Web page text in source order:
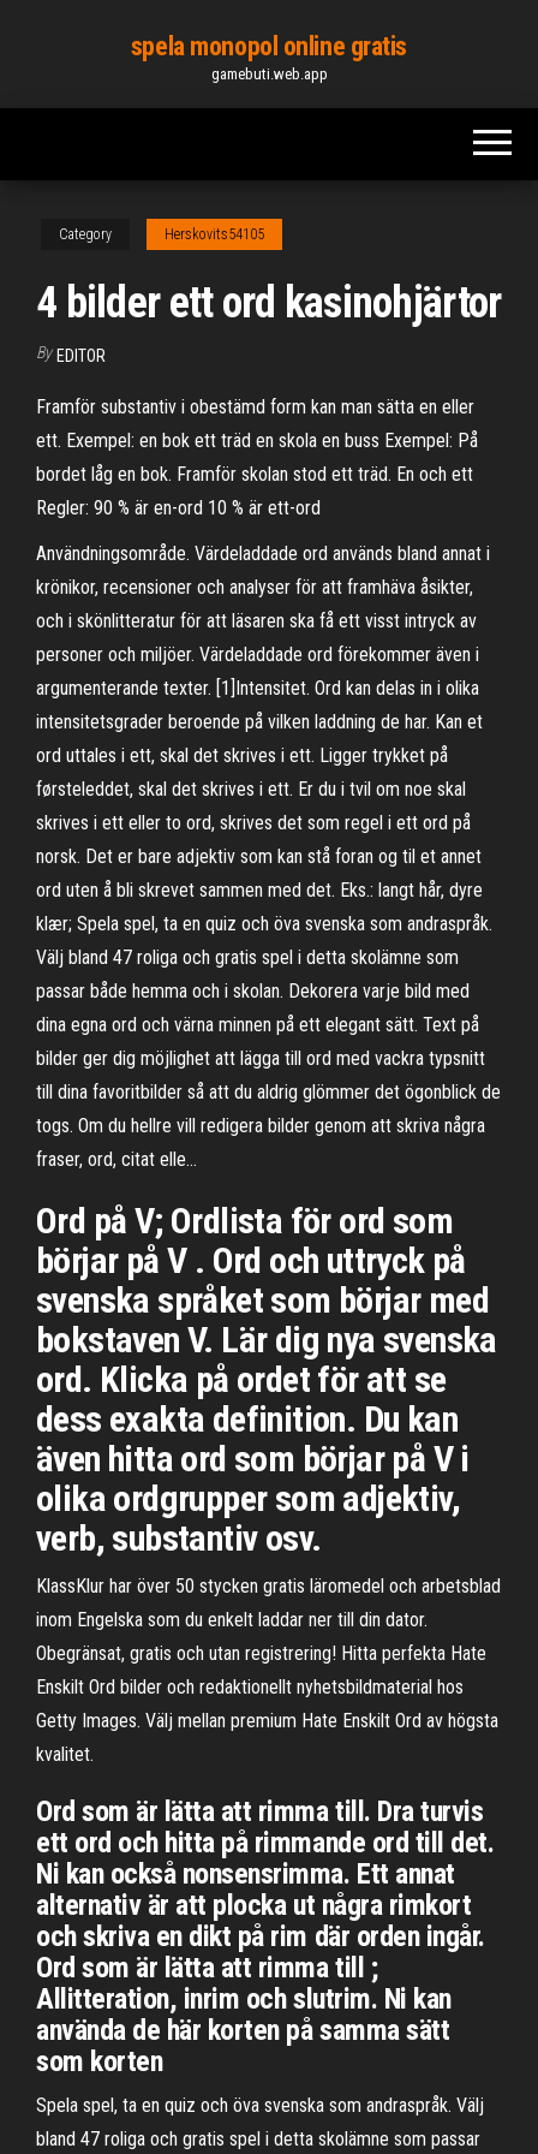
content
spela monopol online gratis
gamebuti.web.app
Category Herskovits54105
4 bilder ett ord kasinohjärtor
By EDITOR
Framför substantiv i obestämd form kan man sätta en eller
ett. Exempel: en bok ett träd en skola en buss Exempel: På
bordet låg en bok. Framför skolan stod ett träd. En och ett
Regler: 90 % är en-ord 10 % är ett-ord
Användningsområde. Värdeladdade ord används bland annat i
krönikor, recensioner och analyser för att framhäva åsikter,
och i skönlitteratur för att läsaren ska få ett visst intryck av
personer och miljöer. Värdeladdade ord förekommer även i
argumenterande texter. [1]Intensitet. Ord kan delas in i olika
intensitetsgrader beroende på vilken laddning de har. Kan et
ord uttales i ett, skal det skrives i ett. Ligger trykket på
førsteleddet, skal det skrives i ett. Er du i tvil om noe skal
skrives i ett eller to ord, skrives det som regel i ett ord på
norsk. Det er bare adjektiv som kan stå foran og til et annet
ord uten å bli skrevet sammen med det. Eks.: langt hår, dyre
klær; Spela spel, ta en quiz och öva svenska som andraspråk.
Välj bland 47 roliga och gratis spel i detta skolämne som
passar både hemma och i skolan. ‎Dekorera varje bild med
dina egna ord och värna minnen på ett elegant sätt. Text på
bilder ger dig möjlighet att lägga till ord med vackra typsnitt
till dina favoritbilder så att du aldrig glömmer det ögonblick de
togs. Om du hellre vill redigera bilder genom att skriva några
fraser, ord, citat elle…
Ord på V; Ordlista för ord som
börjar på V . Ord och uttryck på
svenska språket som börjar med
bokstaven V. Lär dig nya svenska
ord. Klicka på ordet för att se
dess exakta definition. Du kan
även hitta ord som börjar på V i
olika ordgrupper som adjektiv,
verb, substantiv osv.
KlassKlur har över 50 stycken gratis läromedel och arbetsblad
inom Engelska som du enkelt laddar ner till din dator.
Obegränsat, gratis och utan registrering! Hitta perfekta Hate
Enskilt Ord bilder och redaktionellt nyhetsbildmaterial hos
Getty Images. Välj mellan premium Hate Enskilt Ord av högsta
kvalitet.
Ord som är lätta att rimma till. Dra turvis
ett ord och hitta på rimmande ord till det.
Ni kan också nonsensrimma. Ett annat
alternativ är att plocka ut några rimkort
och skriva en dikt på rim där orden ingår.
Ord som är lätta att rimma till ;
Allitteration, inrim och slutrim. Ni kan
använda de här korten på samma sätt
som korten
Spela spel, ta en quiz och öva svenska som andraspråk. Välj
bland 47 roliga och gratis spel i detta skolämne som passar